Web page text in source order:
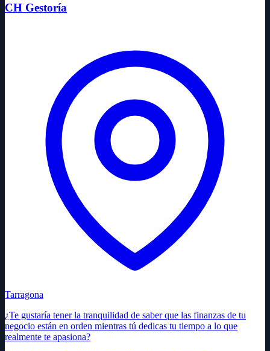
CH Gestoría
Tarragona
¿Te gustaría tener la tranquilidad de saber que las finanzas de tu
negocio están en orden mientras tú dedicas tu tiempo a lo que
realmente te apasiona?